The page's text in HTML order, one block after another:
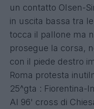
un contatto Olsen-
in uscita bassa tra
tocca il pallone ma
prosegue la corsa,
con il piede destro
Roma protesta
25^gta : Fiorentina-
Al 96' cross di